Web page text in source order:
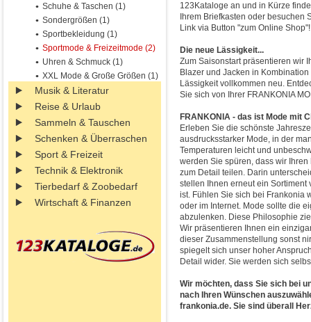
Schuhe & Taschen (1)
Sondergrößen (1)
Sportbekleidung (1)
Sportmode & Freizeitmode (2)
Uhren & Schmuck (1)
XXL Mode & Große Größen (1)
Musik & Literatur
Reise & Urlaub
Sammeln & Tauschen
Schenken & Überraschen
Sport & Freizeit
Technik & Elektronik
Tierbedarf & Zoobedarf
Wirtschaft & Finanzen
123Kataloge an und in Kürze
Ihrem Briefkasten oder
Link via Button "zum Online Shop"!
Die neue Lässigkeit...
Zum Saisonstart präsentieren wir
Blazer und Jacken in
Lässigkeit vollkommen neu.
Sie sich von Ihrer FRANKONIA
FRANKONIA - das ist Mode mit
Erleben Sie die schönste
ausdrucksstarker Mode, in der
Temperaturen leicht und
werden Sie spüren, dass wir
zum Detail teilen. Darin
stellen Ihnen erneut ein Sortiment
ist. Fühlen Sie sich bei Frankonia
oder im Internet. Mode sollte die
abzulenken. Diese Philosophie
Wir präsentieren Ihnen ein
dieser Zusammenstellung sonst
spiegelt sich unser hoher
Detail wider. Sie werden sich
Wir möchten, dass Sie sich bei
nach Ihren Wünschen
frankonia.de. Sie sind überall